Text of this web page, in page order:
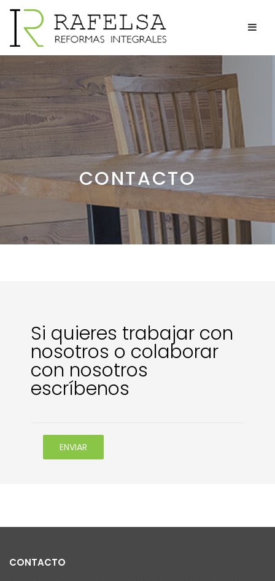
CONTACTO
Si quieres trabajar con
nosotros o colaborar
con nosotros
escríbenos
ENVIAR
CONTACTO